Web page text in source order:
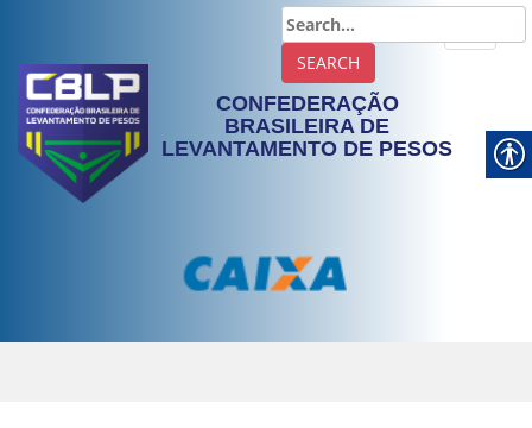
CONFEDERAÇÃO
BRASILEIRA DE
LEVANTAMENTO DE PESOS